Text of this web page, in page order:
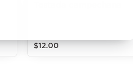
$12.00